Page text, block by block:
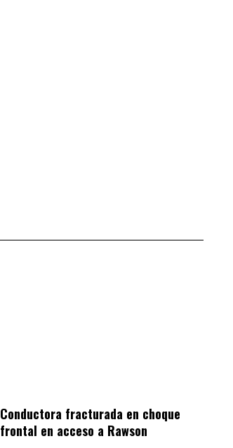
Conductora fracturada en choque
frontal en acceso a Rawson